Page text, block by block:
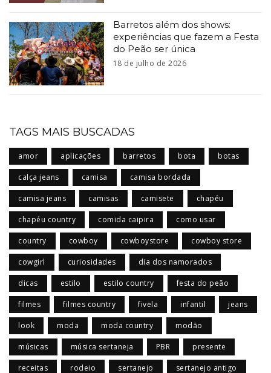
Barretos além dos shows:
experiências que fazem a Festa
do Peão ser única
18 de julho de 2026
TAGS MAIS BUSCADAS
amor aplicações barretos bota botas
calça jeans camisa camisa bordada
camisa jeans camisas camisete chapéu
chapéu country comida caipira como usar
country cowboy cowboystore cowboy store
cowgirl curiosidades dia dos namorados
dicas estilo estilo country festa do peão
filmes filmes country fivela infantil jeans
look moda moda country modão
músicas música sertaneja PBR presente
receitas rodeio sertanejo sertanejo antigo